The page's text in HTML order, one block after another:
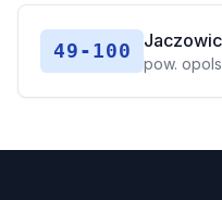
49-100
pow.